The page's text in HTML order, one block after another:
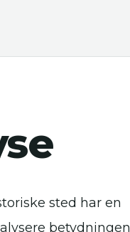
sted har en
betydningen